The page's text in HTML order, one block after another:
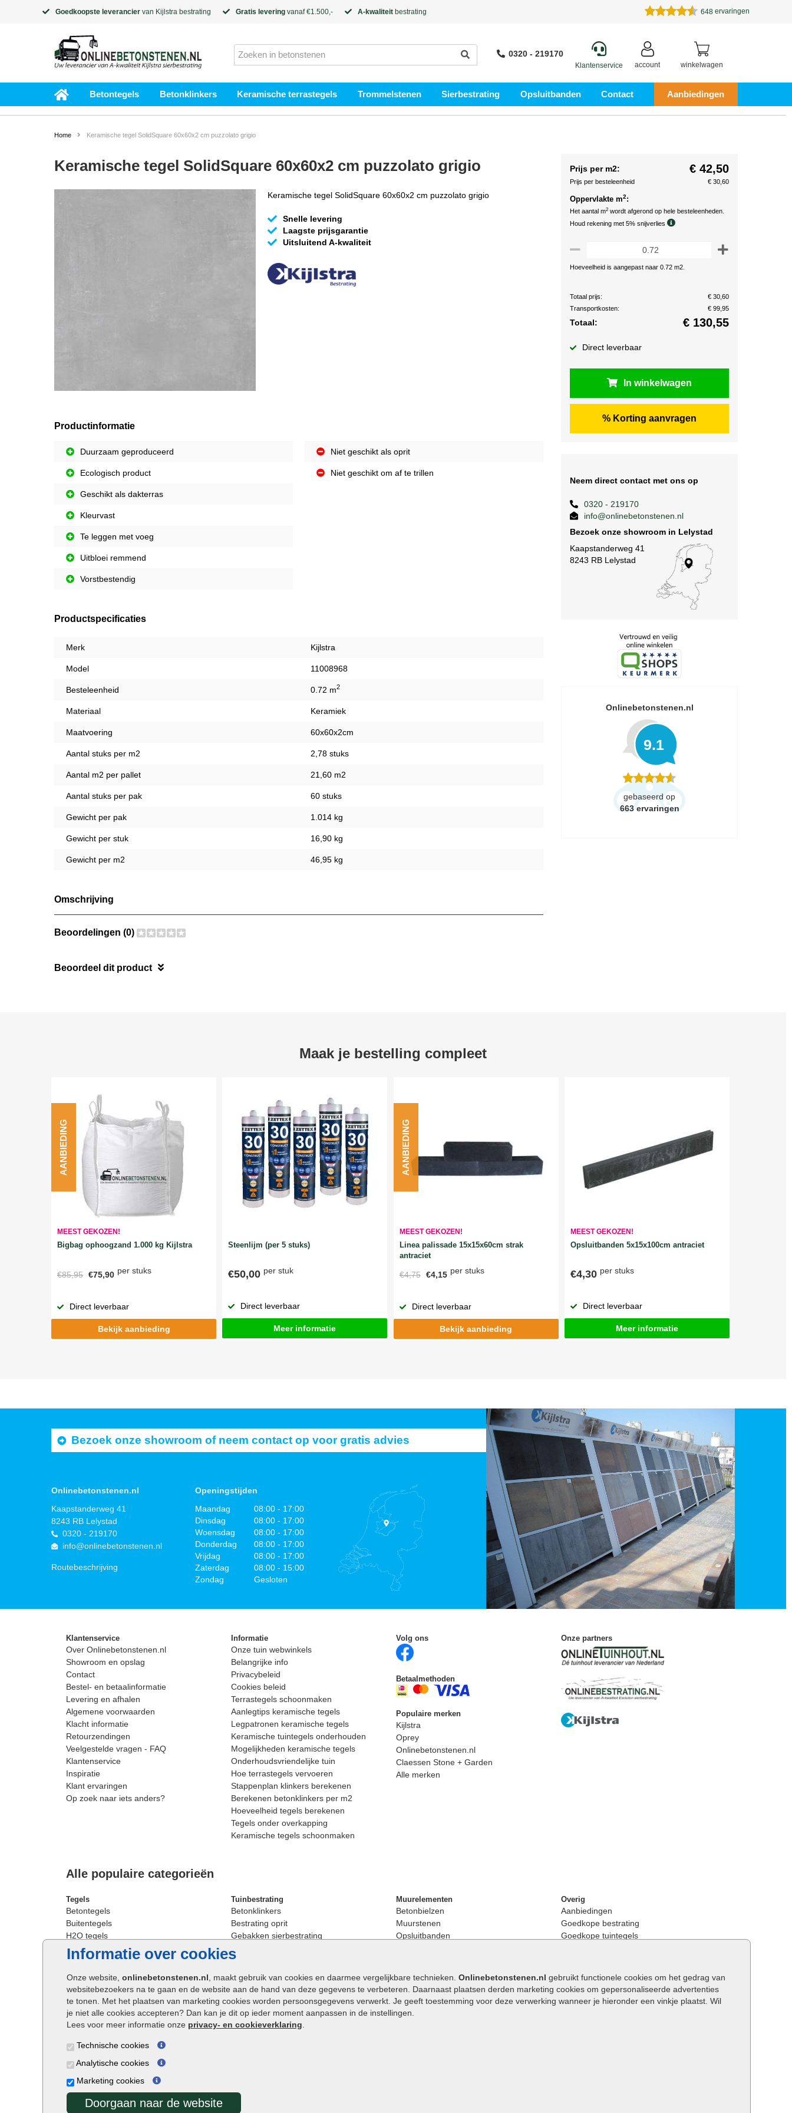
Goedkoopste leverancier van Kijlstra bestrating Gratis levering vanaf €1.500,- A-kwaliteit bestrating 648 ervaringen
0320 - 219170
Klantenservice account winkelwagen
Betontegels Betonklinkers Keramische terrastegels Trommelstenen Sierbestrating Opsluitbanden Contact Aanbiedingen
Informatie over cookies
Onze website, onlinebetonstenen.nl , maakt gebruik van cookies en daarmee vergelijkbare technieken. Onlinebetonstenen.nl gebruikt functionele cookies om het gedrag van
websitebezoekers na te gaan en de website aan de hand van deze gegevens te verbeteren. Daarnaast plaatsen derden marketing cookies om gepersonaliseerde advertenties
te tonen. Met het plaatsen van marketing cookies worden persoonsgegevens verwerkt. Je geeft toestemming voor deze verwerking wanneer je hieronder een vinkje plaatst. Wil
je niet alle cookies accepteren? Dan kan je dit op ieder moment aanpassen in de instellingen.
Lees voor meer informatie onze privacy- en cookieverklaring
Technische cookies
Analytische cookies
Marketing cookies
Doorgaan naar de website
Home Keramische tegel SolidSquare 60x60x2 cm puzzolato grigio
Keramische tegel SolidSquare 60x60x2 cm puzzolato grigio
Keramische tegel SolidSquare 60x60x2 cm puzzolato grigio
Snelle levering
Laagste prijsgarantie
Uitsluitend A-kwaliteit
Productinformatie
Duurzaam geproduceerd
Ecologisch product
Geschikt als dakterras
Kleurvast
Te leggen met voeg
Uitbloei remmend
Vorstbestendig
Niet geschikt als oprit
Niet geschikt om af te trillen
Productspecificaties
Merk Kijlstra
Model 11008968
Besteleenheid 0.72 m2
Materiaal Keramiek
Maatvoering 60x60x2cm
Aantal stuks per m2 2,78 stuks
Aantal m2 per pallet 21,60 m2
Aantal stuks per pak 60 stuks
Gewicht per pak 1.014 kg
Gewicht per stuk 16,90 kg
Gewicht per m2 46,95 kg
Omschrijving
Beoordelingen (0)
Beoordeel dit product
Prijs per m2: € 42,50
Prijs per besteleenheid € 30,60
Oppervlakte m2:
Het aantal m2 wordt afgerond op hele besteleenheden.
Houd rekening met 5% snijverlies
Hoeveelheid is aangepast naar 0.72 m2.
Totaal prijs:
€ 30,60
Transportkosten:
€ 99,95
Totaal: € 130,55
Direct leverbaar
In winkelwagen
% Korting aanvragen
Neem direct contact met ons op
0320 - 219170
info@onlinebetonstenen.nl
Bezoek onze showroom in Lelystad
Kaapstanderweg 41
8243 RB Lelystad
Onlinebetonstenen.nl
9.1
gebaseerd op
663 ervaringen
Maak je bestelling compleet
MEEST GEKOZEN!
Bigbag ophoogzand 1.000 kg Kijlstra
€85,95 €75,90 per stuks
AANBIEDING
Direct leverbaar
Bekijk aanbieding
Steenlijm (per 5 stuks)
€50,00 per stuk
Direct leverbaar
Meer informatie
MEEST GEKOZEN!
Linea palissade 15x15x60cm strak
antraciet
€4,75 €4,15 per stuks
AANBIEDING
Direct leverbaar
Bekijk aanbieding
MEEST GEKOZEN!
Opsluitbanden 5x15x100cm antraciet
€4,30 per stuks
Direct leverbaar
Meer informatie
Bezoek onze showroom of neem contact op voor gratis advies
Onlinebetonstenen.nl
Kaapstanderweg 41
8243 RB Lelystad
0320 - 219170
info@onlinebetonstenen.nl
Routebeschrijving
Openingstijden
Maandag
08:00 - 17:00
Dinsdag
08:00 - 17:00
Woensdag
08:00 - 17:00
Donderdag
08:00 - 17:00
Vrijdag
08:00 - 17:00
Zaterdag
08:00 - 15:00
Zondag
Gesloten
Klantenservice
Over Onlinebetonstenen.nl
Showroom en opslag
Contact
Bestel- en betaalinformatie
Levering en afhalen
Algemene voorwaarden
Klacht informatie
Retourzendingen
Veelgestelde vragen - FAQ
Klantenservice
Inspiratie
Klant ervaringen
Op zoek naar iets anders?
Informatie
Onze tuin webwinkels
Belangrijke info
Privacybeleid
Cookies beleid
Terrastegels schoonmaken
Aanlegtips keramische tegels
Legpatronen keramische tegels
Keramische tuintegels onderhouden
Mogelijkheden keramische tegels
Onderhoudsvriendelijke tuin
Hoe terrastegels vervoeren
Stappenplan klinkers berekenen
Berekenen betonklinkers per m2
Hoeveelheid tegels berekenen
Tegels onder overkapping
Keramische tegels schoonmaken
Volg ons
Betaalmethoden
Populaire merken
Kijlstra
Oprey
Onlinebetonstenen.nl
Claessen Stone + Garden
Alle merken
Onze partners
Alle populaire categorieën
Tegels
Betontegels
Buitentegels
H2O tegels
Keramische terrastegels
Oprit tegels
Patio tegels
Siertegels
Stoeptegels
Straattegels
Terrastegels
Buitentegels
Grote terrastegels
Tuinbestrating
Betonklinkers
Bestrating oprit
Gebakken sierbestrating
Strakke bestrating
Straatstenen
Straatklinkers
Trommelstenen
Tuinstenen
Waalformaat
Muurelementen
Betonbielzen
Muurstenen
Opsluitbanden
Betonblokken
Stapelstenen
Extra benodigdheden
Overig
Aanbiedingen
Goedkope bestrating
Goedkope tuintegels
Opsluitbanden plaatsen
Keerwanden
Traptreden tuin